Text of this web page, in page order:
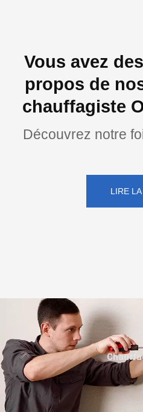
Vous avez
propos de
chauffagiste
Découvrez notre
LIRE